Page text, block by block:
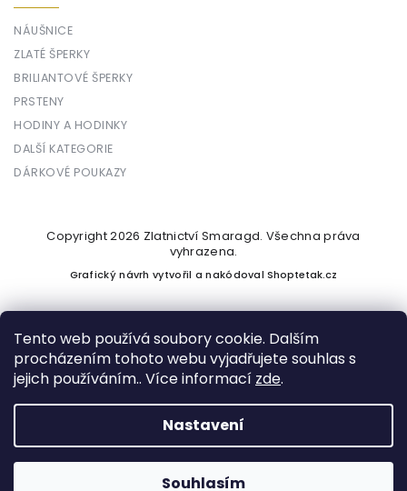
Tento web používá soubory cookie. Dalším
procházením tohoto webu vyjadřujete souhlas s
jejich používáním.. Více informací zde.
Nastavení
Souhlasím
NÁUŠNICE
ZLATÉ ŠPERKY
BRILIANTOVÉ ŠPERKY
PRSTENY
HODINY A HODINKY
DALŠÍ KATEGORIE
DÁRKOVÉ POUKAZY
Vytvořil Shoptet
Copyright 2026 Zlatnictví Smaragd. Všechna práva
vyhrazena.
Grafický návrh vytvořil a nakódovalShoptetak.cz
Podle zákona o evidenci tržeb je prodávající povinen vystavit
kupujícímu účtenku. Zároveň je povinen zaevidovat přijatou
tržbu u správce daně online; v případě technického výpadku
pak nejpozději do 48 hodin.